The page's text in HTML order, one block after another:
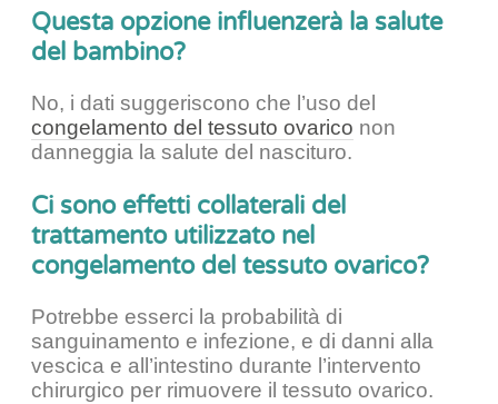
Questa opzione influenzerà la salute
del bambino?
No, i dati suggeriscono che l’uso del
congelamento del tessuto ovarico non
danneggia la salute del nascituro.
Ci sono effetti collaterali del
trattamento utilizzato nel
congelamento del tessuto ovarico?
Potrebbe esserci la probabilità di
sanguinamento e infezione, e di danni alla
vescica e all’intestino durante l’intervento
chirurgico per rimuovere il tessuto ovarico.